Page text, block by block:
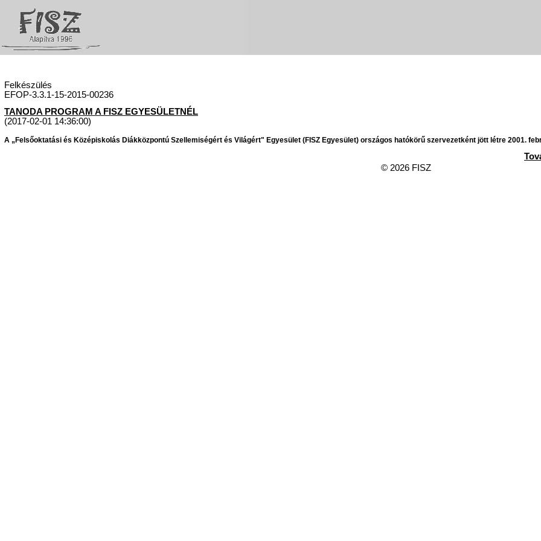
Felkészülés
EFOP-3.3.1-15-2015-00236
TANODA PROGRAM A FISZ EGYESÜLETNÉL
(2017-02-01 14:36:00)
A „Felsőoktatási és Középiskolás Diákközpontú Szellemiségért és Világért" Egyesület (FISZ Egyesület) országos hatókörű szervezetként jött létre 2001.
© 2026 FISZ